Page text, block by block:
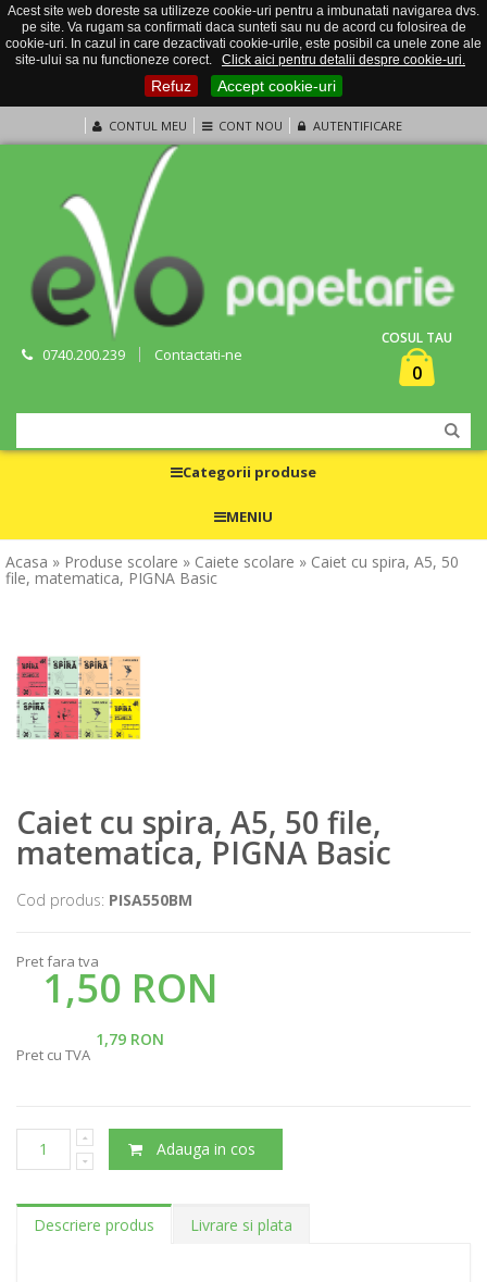
Acest site web doreste sa utilizeze cookie-uri pentru a imbunatati navigarea dvs.
pe site. Va rugam sa confirmati daca sunteti sau nu de acord cu folosirea de
cookie-uri. In cazul in care dezactivati cookie-urile, este posibil ca unele zone ale
site-ului sa nu functioneze corect.
Click aici pentru detalii despre cookie-uri.
Refuz Accept cookie-uri
CONTUL MEU CONT NOU AUTENTIFICARE
0740.200.239 Contactati-ne
COSUL TAU
0
Categorii produse
MENIU
Acasa » Produse scolare » Caiete scolare » Caiet cu spira, A5, 50
file, matematica, PIGNA Basic
Caiet cu spira, A5, 50 file,
matematica, PIGNA Basic
Cod produs: PISA550BM
Pret fara tva
1,50 RON
1,79 RON
Pret cu TVA
Adauga in cos
Descriere produs Livrare si plata